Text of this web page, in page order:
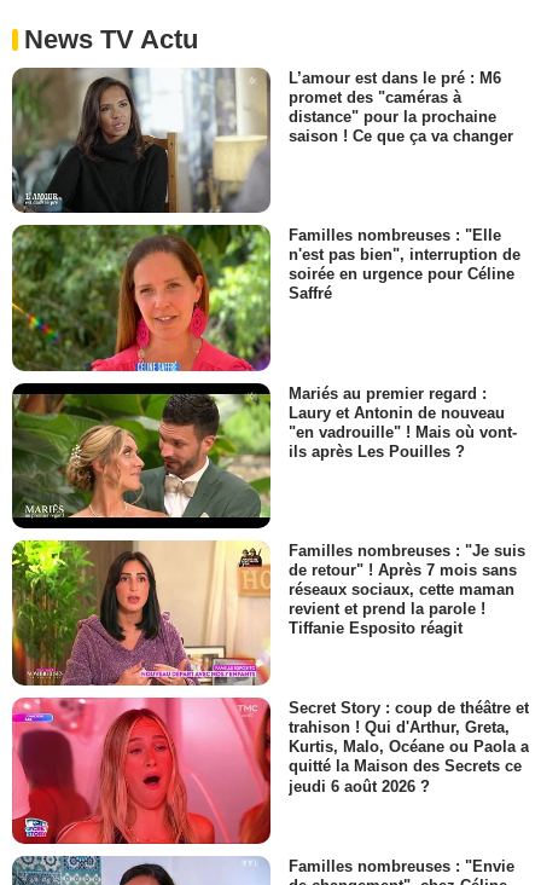
News TV Actu
L’amour est dans le pré : M6
promet des "caméras à
distance" pour la prochaine
saison ! Ce que ça va changer
Familles nombreuses : "Elle
n'est pas bien", interruption de
soirée en urgence pour Céline
Saffré
Mariés au premier regard :
Laury et Antonin de nouveau
"en vadrouille" ! Mais où vont-
ils après Les Pouilles ?
Familles nombreuses : "Je suis
de retour" ! Après 7 mois sans
réseaux sociaux, cette maman
revient et prend la parole !
Tiffanie Esposito réagit
Secret Story : coup de théâtre et
trahison ! Qui d'Arthur, Greta,
Kurtis, Malo, Océane ou Paola a
quitté la Maison des Secrets ce
jeudi 6 août 2026 ?
Familles nombreuses : "Envie